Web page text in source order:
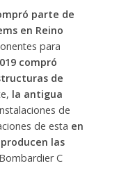
parte de
en Reino
para
compró
de
la antigua
de
de esta en
las
C